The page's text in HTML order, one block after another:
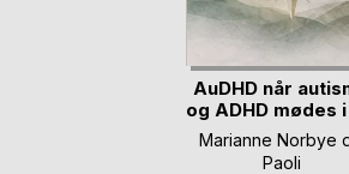
AuDHD når
og ADHD mødes i
Marianne Norbye
Paoli